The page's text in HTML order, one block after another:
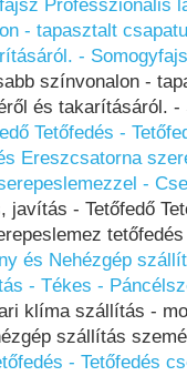
Professzionális
- tapasztalt
-
színvonalon -
és takarításáról.
Tetőfedés -
Ereszcsatorna
-
javítás - Tetőfedő
és Nehézgép
- Tékes -
klíma szállítás -
szállítás
- Tetőfedés